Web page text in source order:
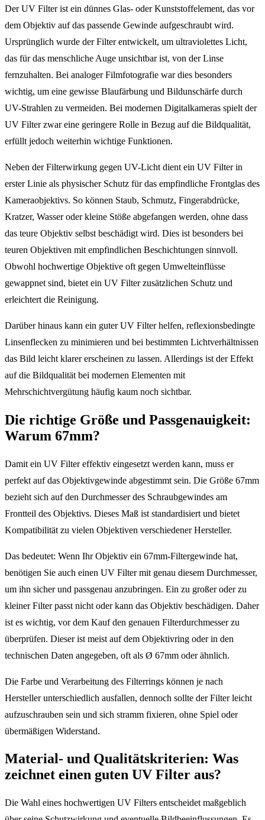
Der UV Filter ist ein dünnes Glas- oder Kunststoffelement, das vor
dem Objektiv auf das passende Gewinde aufgeschraubt wird.
Ursprünglich wurde der Filter entwickelt, um ultraviolettes Licht,
das für das menschliche Auge unsichtbar ist, von der Linse
fernzuhalten. Bei analoger Filmfotografie war dies besonders
wichtig, um eine gewisse Blaufärbung und Bildunschärfe durch
UV-Strahlen zu vermeiden. Bei modernen Digitalkameras spielt der
UV Filter zwar eine geringere Rolle in Bezug auf die Bildqualität,
erfüllt jedoch weiterhin wichtige Funktionen.
Neben der Filterwirkung gegen UV-Licht dient ein UV Filter in
erster Linie als physischer Schutz für das empfindliche Frontglas des
Kameraobjektivs. So können Staub, Schmutz, Fingerabdrücke,
Kratzer, Wasser oder kleine Stöße abgefangen werden, ohne dass
das teure Objektiv selbst beschädigt wird. Dies ist besonders bei
teuren Objektiven mit empfindlichen Beschichtungen sinnvoll.
Obwohl hochwertige Objektive oft gegen Umwelteinflüsse
gewappnet sind, bietet ein UV Filter zusätzlichen Schutz und
erleichtert die Reinigung.
Darüber hinaus kann ein guter UV Filter helfen, reflexionsbedingte
Linsenflecken zu minimieren und bei bestimmten Lichtverhältnissen
das Bild leicht klarer erscheinen zu lassen. Allerdings ist der Effekt
auf die Bildqualität bei modernen Elementen mit
Mehrschichtvergütung häufig kaum noch sichtbar.
Die richtige Größe und Passgenauigkeit:
Warum 67mm?
Damit ein UV Filter effektiv eingesetzt werden kann, muss er
perfekt auf das Objektivgewinde abgestimmt sein. Die Größe 67mm
bezieht sich auf den Durchmesser des Schraubgewindes am
Frontteil des Objektivs. Dieses Maß ist standardisiert und bietet
Kompatibilität zu vielen Objektiven verschiedener Hersteller.
Das bedeutet: Wenn Ihr Objektiv ein 67mm-Filtergewinde hat,
benötigen Sie auch einen UV Filter mit genau diesem Durchmesser,
um ihn sicher und passgenau anzubringen. Ein zu großer oder zu
kleiner Filter passt nicht oder kann das Objektiv beschädigen. Daher
ist es wichtig, vor dem Kauf den genauen Filterdurchmesser zu
überprüfen. Dieser ist meist auf dem Objektivring oder in den
technischen Daten angegeben, oft als Ø 67mm oder ähnlich.
Die Farbe und Verarbeitung des Filterrings können je nach
Hersteller unterschiedlich ausfallen, dennoch sollte der Filter leicht
aufzuschrauben sein und sich stramm fixieren, ohne Spiel oder
übermäßigen Widerstand.
Material- und Qualitätskriterien: Was
zeichnet einen guten UV Filter aus?
Die Wahl eines hochwertigen UV Filters entscheidet maßgeblich